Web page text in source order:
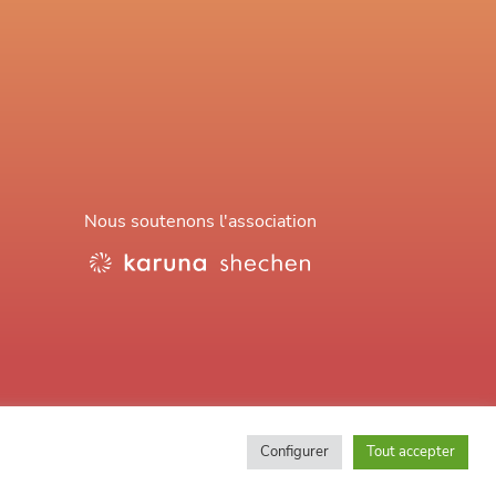
Nous soutenons l'association
Configurer Tout accepter